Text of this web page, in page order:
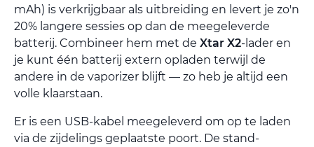
mAh) is verkrijgbaar als uitbreiding en levert je zo'n
20% langere sessies op dan de meegeleverde
batterij. Combineer hem met de Xtar X2-lader en
je kunt één batterij extern opladen terwijl de
andere in de vaporizer blijft — zo heb je altijd een
volle klaarstaan.
Er is een USB-kabel meegeleverd om op te laden
via de zijdelings geplaatste poort. De stand-